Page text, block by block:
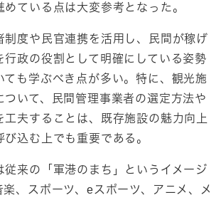
めている点は大変参考となった。
制度や民官連携を活用し、民間が稼げ
行政の役割として明確にしている姿勢
ても学ぶべき点が多い。特に、観光施
ついて、民間管理事業者の選定方法や
工夫することは、既存施設の魅力向上
込む上でも重要である。
従来の「軍港のまち」というイメージ
楽、スポーツ、eスポーツ、アニメ、メ